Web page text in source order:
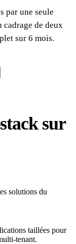
par une seule
cadrage de deux
sur 6 mois.
sur
solutions du
taillées pour
tenant.